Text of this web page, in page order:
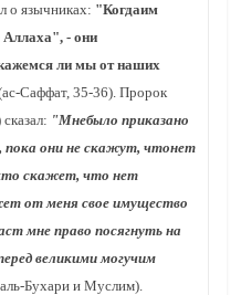
о язычниках: "Когдаим
Аллаха", - они
ли мы от наших
Саффат, 35-36). Пророк
"Мнебыло приказано
пока они не скажут, чтонет
скажет, что нет
от меня свое имущество
мне право посягнуть на
великими могучим
Бухари и Муслим).